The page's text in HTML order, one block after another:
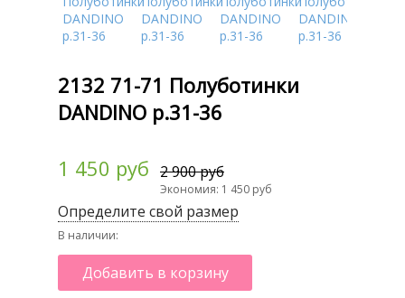
2132 71-71 Полуботинки
DANDINO р.31-36
1 450 руб 2 900 руб
Экономия: 1 450 руб
Определите свой размер
В наличии:
Добавить в корзину